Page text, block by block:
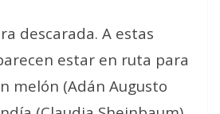
descarada. A estas
estar en ruta para
melón (Adán Augusto